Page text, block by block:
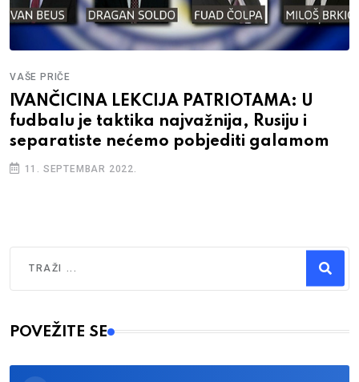
VAŠE PRIČE
IVANČICINA LEKCIJA PATRIOTAMA: U
fudbalu je taktika najvažnija, Rusiju i
separatiste nećemo pobjediti galamom
11. SEPTEMBAR 2022.
Type 2 or more characters for results.
POVEŽITE SE